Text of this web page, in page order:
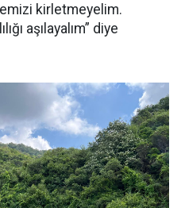
kirletmeyelim.
aşılayalım” diye